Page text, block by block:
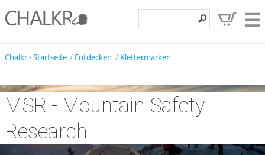
Hilfe, Kontakt
Chalkr - Startseite Entdecken Klettermarken
MSR - Mountain Safety
Research